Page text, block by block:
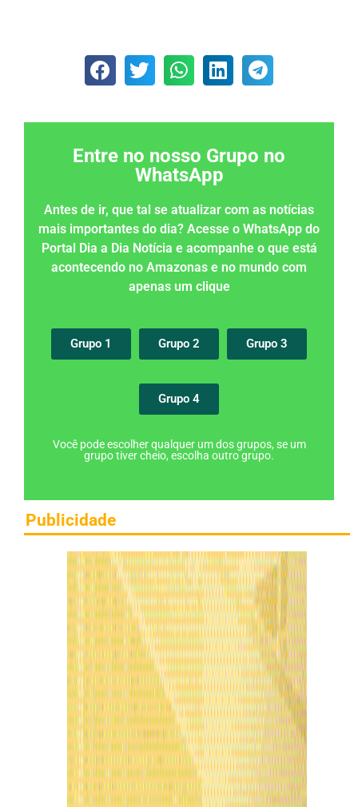
Entre no nosso Grupo no
WhatsApp
Antes de ir, que tal se atualizar com as notícias
mais importantes do dia? Acesse o WhatsApp do
Portal Dia a Dia Notícia e acompanhe o que está
acontecendo no Amazonas e no mundo com
apenas um clique
Grupo 1 Grupo 2 Grupo 3
Grupo 4
Você pode escolher qualquer um dos grupos, se um
grupo tiver cheio, escolha outro grupo.
Publicidade